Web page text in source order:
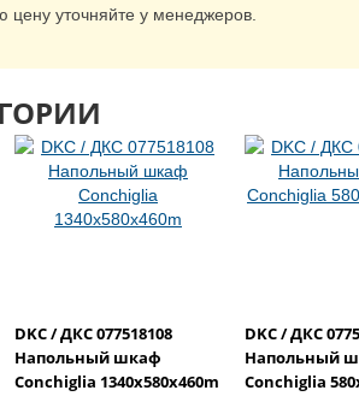
цену уточняйте у менеджеров.
DKC / ДКС 077518108
Напольный шкаф
Conchiglia 1340x580x460m
DKC / ДКС
Напольный
Conchiglia